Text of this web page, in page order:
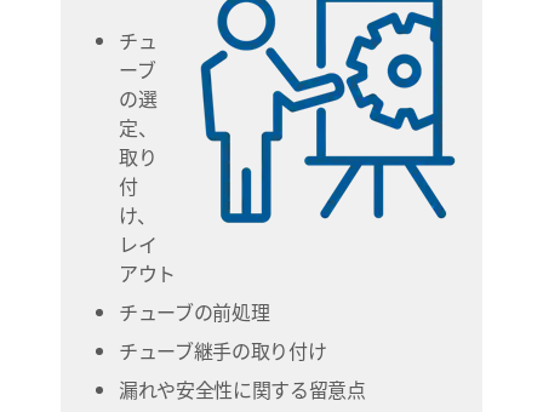
チュ
ーブ
の選
定、
取り
付
け、
レイ
アウト
チューブの前処理
チューブ継手の取り付け
漏れや安全性に関する留意点